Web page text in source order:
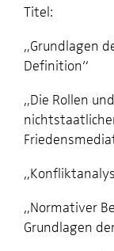
Titel:
„Grundlagen
Definition“
„Die Rollen
„Normativer
Grundlagen